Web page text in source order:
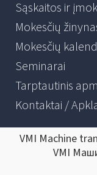
Sąskaitos ir
Mokesčių
Mokesčių
Seminarai
Tarptautinis
Kontaktai /
VMI Machine
VMI